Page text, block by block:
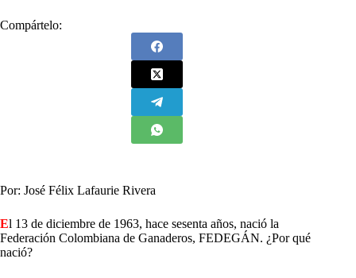
Compártelo:
Por: José Félix Lafaurie Rivera
El 13 de diciembre de 1963, hace sesenta años, nació la
Federación Colombiana de Ganaderos, FEDEGÁN. ¿Por qué
nació?